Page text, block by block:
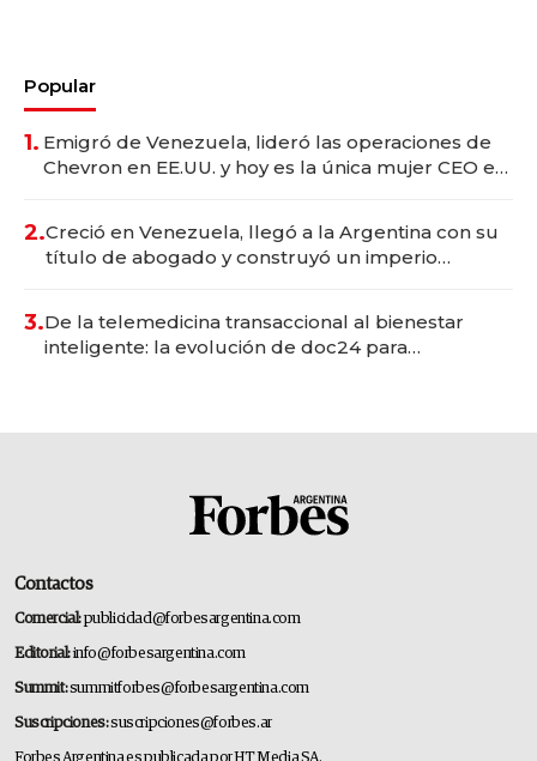
Popular
1. Emigró de Venezuela, lideró las operaciones de
Chevron en EE.UU. y hoy es la única mujer CEO en
2.Creció en Venezuela, llegó a la Argentina con su
título de abogado y construyó un imperio
3.De la telemedicina transaccional al bienestar
inteligente: la evolución de doc24 para
Contactos
Comercial:publicidad@forbesargentina.com
Editorial:info@forbesargentina.com
Summit:summitforbes@forbesargentina.com
Suscripciones:suscripciones@forbes.ar
Forbes Argentina es publicada por HT Media SA.